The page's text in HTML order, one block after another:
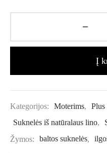
Į
Kategorijos: Moterims, Plus
Suknelės iš natūralaus lino,
Žymos:
baltos suknelės,